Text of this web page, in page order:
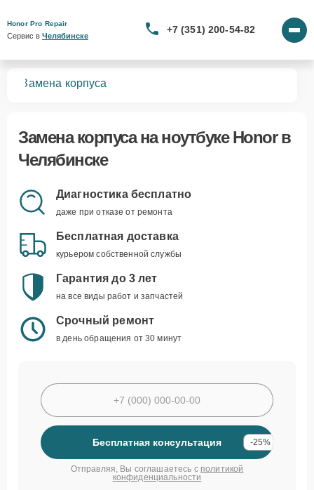
Honor Pro Repair
Сервис в Челябинске
+7 (351) 200-54-82
Замена корпуса
Замена корпусана ноутбуке Honor в
Челябинске
Диагностика бесплатно
даже при отказе от ремонта
Бесплатная доставка
курьером собственной службы
Гарантия до 3 лет
на все виды работ и запчастей
Срочный ремонт
в день обращения от 30 минут
Бесплатная консультация -25%
Отправляя, Вы соглашаетесь с политикой
конфиденциальности